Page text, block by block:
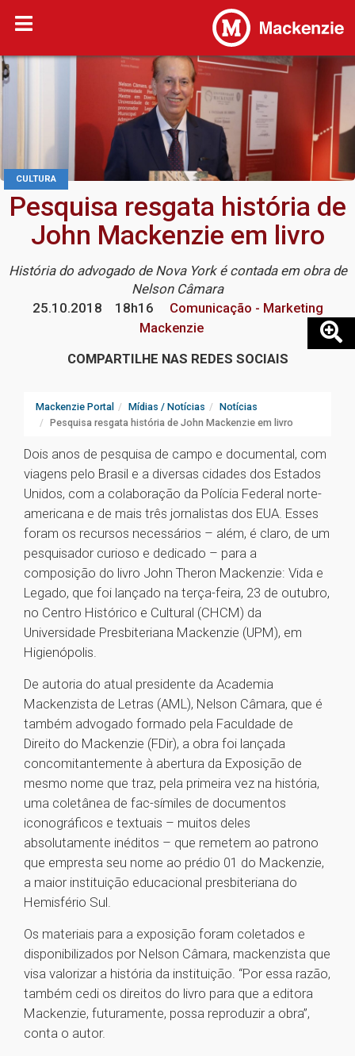
CULTURA
Pesquisa resgata história de
John Mackenzie em livro
História do advogado de Nova York é contada em obra de
Nelson Câmara
25.10.2018
18h16
Comunicação - Marketing
Mackenzie
COMPARTILHE NAS REDES SOCIAIS
Mackenzie Portal Mídias / Notícias
Notícias
Pesquisa resgata história de John Mackenzie em livro
Dois anos de pesquisa de campo e documental, com
viagens pelo Brasil e a diversas cidades dos Estados
Unidos, com a colaboração da Polícia Federal norte-
americana e de mais três jornalistas dos EUA. Esses
foram os recursos necessários – além, é claro, de um
pesquisador curioso e dedicado – para a
composição do livro John Theron Mackenzie: Vida e
Legado, que foi lançado na terça-feira, 23 de outubro,
no Centro Histórico e Cultural (CHCM) da
Universidade Presbiteriana Mackenzie (UPM), em
Higienópolis.
De autoria do atual presidente da Academia
Mackenzista de Letras (AML), Nelson Câmara, que é
também advogado formado pela Faculdade de
Direito do Mackenzie (FDir), a obra foi lançada
concomitantemente à abertura da Exposição de
mesmo nome que traz, pela primeira vez na história,
uma coletânea de fac-símiles de documentos
iconográficos e textuais – muitos deles
absolutamente inéditos – que remetem ao patrono
que empresta seu nome ao prédio 01 do Mackenzie,
a maior instituição educacional presbiteriana do
Hemisfério Sul.
Os materiais para a exposição foram coletados e
disponibilizados por Nelson Câmara, mackenzista que
visa valorizar a história da instituição. “Por essa razão,
também cedi os direitos do livro para que a editora
Mackenzie, futuramente, possa reproduzir a obra”,
conta o autor.